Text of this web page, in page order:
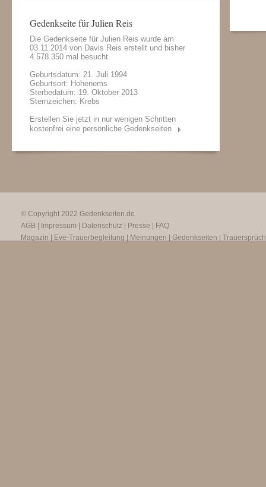
Gedenkseite für Julien Reis
Die Gedenkseite für Julien Reis wurde am
03.11.2014 von Davis Reis erstellt und bisher
4.578.350 mal besucht.
Geburtsdatum: 21. Juli 1994
Geburtsort: Hohenems
Sterbedatum: 19. Oktober 2013
Sternzeichen: Krebs
Erstellen Sie jetzt in nur wenigen Schritten
kostenfrei eine persönliche Gedenkseiten
© Copyright 2022 Gedenkseiten.de
AGB
Impressum Datenschutz Presse
FAQ
Magazin
Eve-Trauerbegleitung Meinungen Gedenkseiten